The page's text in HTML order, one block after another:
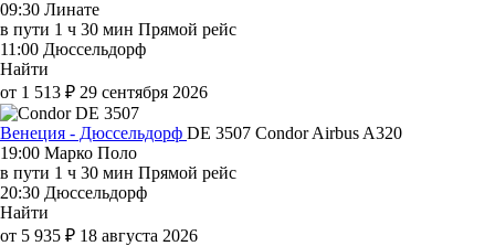
09:30 Линате
в пути 1 ч 30 мин Прямой рейс
11:00 Дюссельдорф
Найти
от 1 513 ₽ 29 сентября 2026
Венеция - Дюссельдорф DE 3507 CondorAirbus A320
19:00 Марко Поло
в пути 1 ч 30 мин Прямой рейс
20:30 Дюссельдорф
Найти
от 5 935 ₽ 18 августа 2026